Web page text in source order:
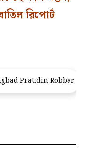
রিপোর্ট
Pratidin Robbar